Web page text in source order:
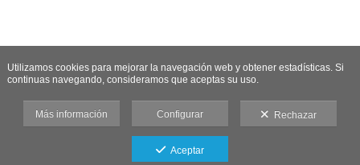
Utilizamos cookies para mejorar la navegación web y obtener estadísticas. Si
continuas navegando, consideramos que aceptas su uso.
Más información Configurar Rechazar
Aceptar